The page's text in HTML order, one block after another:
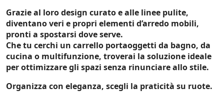
Grazie al loro design curato e alle linee pulite,
diventano veri e propri elementi d’arredo mobili,
pronti a spostarsi dove serve.
Che tu cerchi un carrello portaoggetti da bagno, da
cucina o multifunzione, troverai la soluzione ideale
perottimizzare gli spazi senza rinunciare allo stile.
Organizza con eleganza, scegli la praticità su ruote.